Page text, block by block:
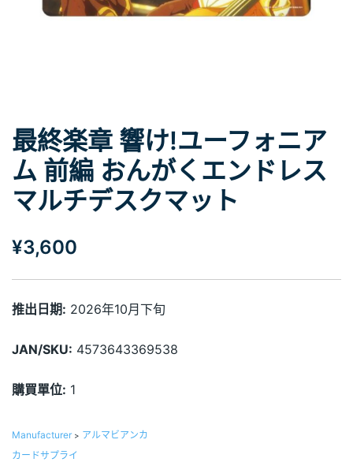
最終楽章 響け!ユーフォニア
ム 前編 おんがくエンドレス
マルチデスクマット
¥3,600
推出日期: 2026年10月下旬
JAN/SKU: 4573643369538
購買單位: 1
Manufacturer > アルマビアンカ
カードサプライ